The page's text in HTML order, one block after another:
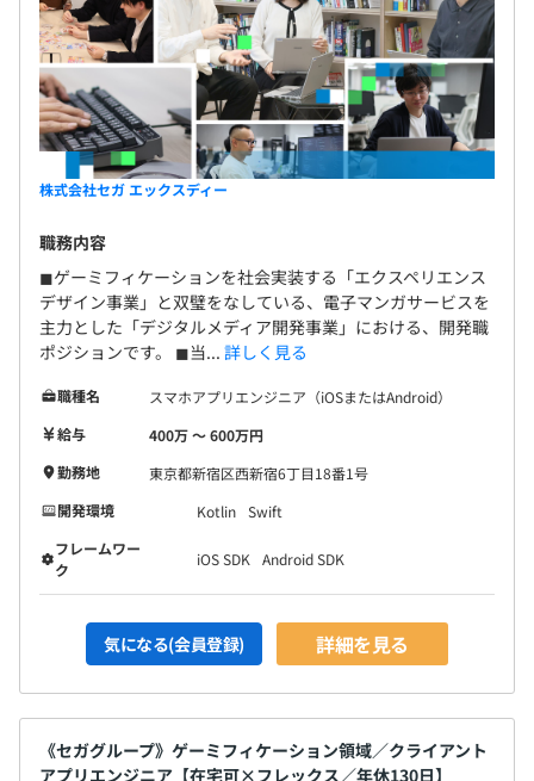
株式会社セガ エックスディー
職務内容
◼︎ゲーミフィケーションを社会実装する「エクスペリエンス
デザイン事業」と双璧をなしている、電子マンガサービスを
主力とした「デジタルメディア開発事業」における、開発職
ポジションです。 ◼︎当... 詳しく見る
職種名
スマホアプリエンジニア（iOSまたはAndroid）
給与
400万 〜 600万円
勤務地
東京都新宿区西新宿6丁目18番1号
開発環境
Kotlin Swift
フレームワー
ク
iOS SDK Android SDK
気になる(会員登録) 詳細を見る
《セガグループ》ゲーミフィケーション領域／クライアント
アプリエンジニア【在宅可×フレックス／年休130日】